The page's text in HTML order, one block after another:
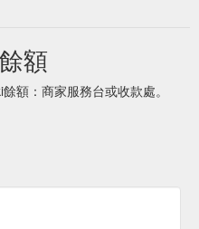
額
額：商家服務台或收款處。